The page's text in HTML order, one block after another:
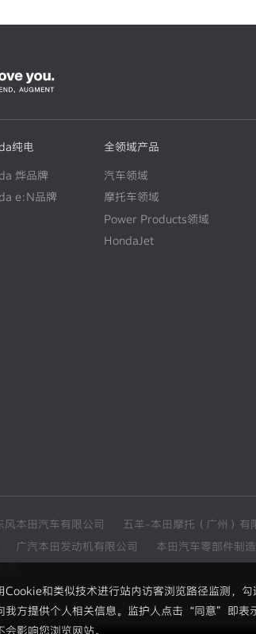
Cookie和类似技术进行站内访客浏览路径监测
我方提供个人相关信息。监护人点击“同意”即
影响您浏览网站。
纯电
烨品牌
e:N品牌
全领域产品
汽车领域
摩托车领域
Power Products领域
HondaJet
风本田汽车有限公司 五羊-本田摩托（广州）有
广汽本田发动机有限公司 本田汽车零部件制